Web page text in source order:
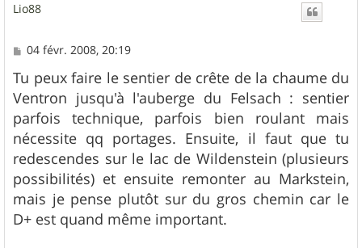
Lio88
M
s
s
a
g
e
04 févr. 2008, 20:19
Tu peux faire le sentier de crête de la chaume du
Ventron jusqu'à l'auberge du Felsach : sentier
parfois technique, parfois bien roulant mais
nécessite qq portages. Ensuite, il faut que tu
redescendes sur le lac de Wildenstein (plusieurs
possibilités) et ensuite remonter au Markstein,
mais je pense plutôt sur du gros chemin car le
D+ est quand même important.